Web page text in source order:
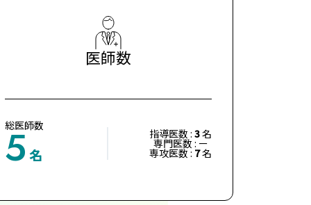
医師数
総医師数
5名
指導医数 : 3名
専門医数 : ー
専攻医数 : 7名